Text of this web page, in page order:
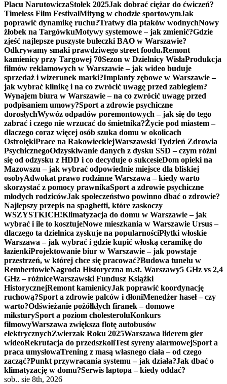
Placu NarutowiczaStołek 2025Jak dobrać ciężar do ćwiczeń?
Timeless Film FestivalMityng w chodzie sportowymJak
poprawić dynamikę ruchu?Tratwy dla ptaków wodnychNowy
żłobek na TargówkuMotywy systemowe – jak zmienić?Gdzie
zjeść najlepsze puszyste bułeczki BAO w Warszawie?
Odkrywamy smaki prawdziwego street foodu.Remont
kamienicy przy Targowej 70Sezon w Dzielnicy WisłaProdukcja
filmów reklamowych w Warszawie – jak wideo buduje
sprzedaż i wizerunek marki?Implanty zębowe w Warszawie –
jak wybrać klinikę i na co zwrócić uwagę przed zabiegiem?
Wynajem biura w Warszawie – na co zwrócić uwagę przed
podpisaniem umowy?Sport a zdrowie psychiczne
dorosłychWywóz odpadów poremontowych – jak się do tego
zabrać i czego nie wrzucać do śmietnika?Życie pod miastem –
dlaczego coraz więcej osób szuka domu w okolicach
OstrołękiPrace na RakowieckiejWarszawski Tydzień Zdrowia
PsychicznegoOdzyskiwanie danych z dysku SSD – czym różni
się od odzysku z HDD i co decyduje o sukcesieDom opieki na
Mazowszu – jak wybrać odpowiednie miejsce dla bliskiej
osobyAdwokat prawo rodzinne Warszawa – kiedy warto
skorzystać z pomocy prawnikaSport a zdrowie psychiczne
młodych rodzicówJak społeczeństwo powinno dbać o zdrowie?
Najlepszy przepis na spaghetti, które zaskoczy
WSZYSTKICH!Klimatyzacja do domu w Warszawie – jak
wybrać i ile to kosztujeNowe mieszkania w Warszawie Ursus –
dlaczego ta dzielnica zyskuje na popularnościPłytki włoskie
Warszawa – jak wybrać i gdzie kupić włoską ceramikę do
łazienkiProjektowanie biur w Warszawie – jak powstaje
przestrzeń, w której chce się pracować?Budowa tunelu w
RembertowieNagroda Historyczna m.st. Warszawy5 GHz vs 2,4
GHz – różniceWarszawski Fundusz Książki
HistorycznejRemont kamienicyJak poprawić koordynację
ruchową?Sport a zdrowie palców i dłoniMenedżer haseł – czy
warto?Odświeżanie pożółkłych firanek – domowe
miksturySport a poziom cholesteroluKonkurs
filmowyWarszawa zwiększa flotę autobusów
elektrycznychZwierzak Roku 2025Warszawa liderem gier
wideoRekrutacja do przedszkoliTest syreny alarmowejSport a
praca umysłowaTrening z masą własnego ciała – od czego
zacząć?Punkt przywracania systemu – jak działa?Jak dbać o
klimatyzację w domu?Serwis laptopa – kiedy oddać?
sob.. sie 8th, 2026